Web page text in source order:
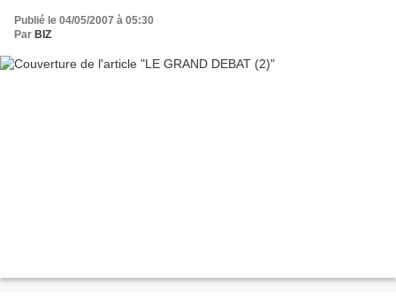
Publié le 04/05/2007 à 05:30
Par BIZ